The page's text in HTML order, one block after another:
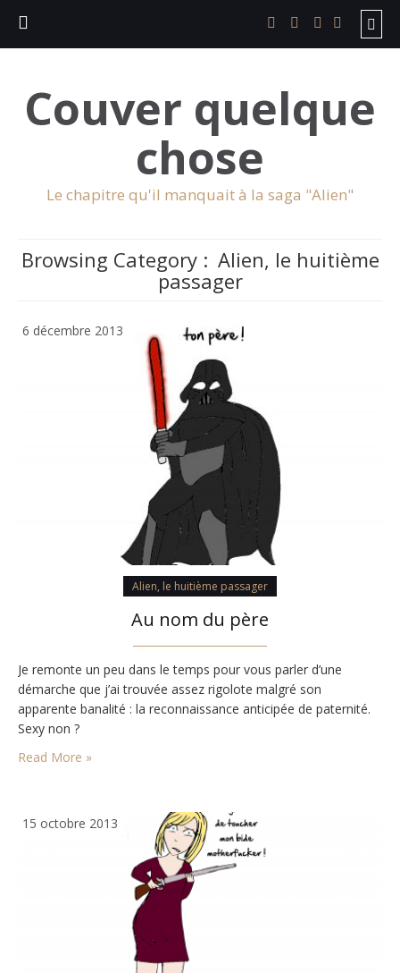
Couver quelque
chose
Le chapitre qu'il manquait à la saga "Alien"
Browsing Category : Alien, le huitième
passager
6 décembre 2013
Alien, le huitième passager
Au nom du père
Je remonte un peu dans le temps pour vous parler d’une
démarche que j’ai trouvée assez rigolote malgré son
apparente banalité : la reconnaissance anticipée de paternité.
Sexy non ?
Read More »
15 octobre 2013